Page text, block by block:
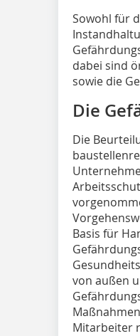
Sowohl für
dabei sind
sowie die
Die
Die
Basis für
von außen
Mitarbeiter